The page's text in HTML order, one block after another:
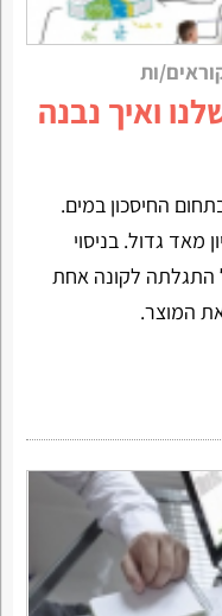
ואיך נבנה
החיסכון במים.
מאד גדול. בניסוי
התגלתה לקונה אחת
המוצר.